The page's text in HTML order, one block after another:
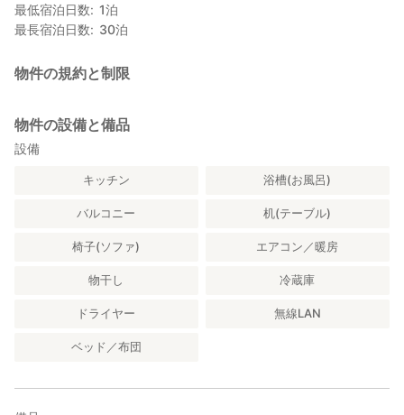
最低宿泊日数
1泊
最長宿泊日数
30泊
物件の規約と制限
物件の設備と備品
設備
キッチン 浴槽(お風呂)
バルコニー 机(テーブル)
椅子(ソファ) エアコン／暖房
物干し 冷蔵庫
ドライヤー 無線LAN
ベッド／布団